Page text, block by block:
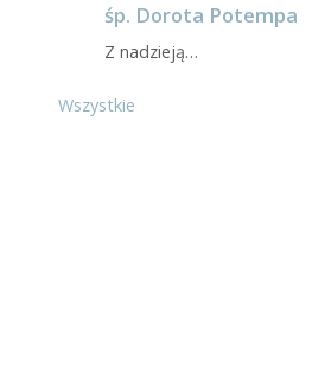
śp. Dorota Potempa
Z nadzieją…
Wszystkie